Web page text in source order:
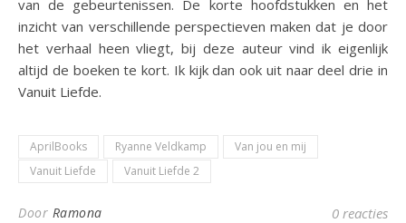
van de gebeurtenissen. De korte hoofdstukken en het
inzicht van verschillende perspectieven maken dat je door
het verhaal heen vliegt, bij deze auteur vind ik eigenlijk
altijd de boeken te kort. Ik kijk dan ook uit naar deel drie in
Vanuit Liefde.
AprilBooks Ryanne Veldkamp
Van jou en mij
Vanuit Liefde
Vanuit Liefde 2
Door Ramona 0 reacties